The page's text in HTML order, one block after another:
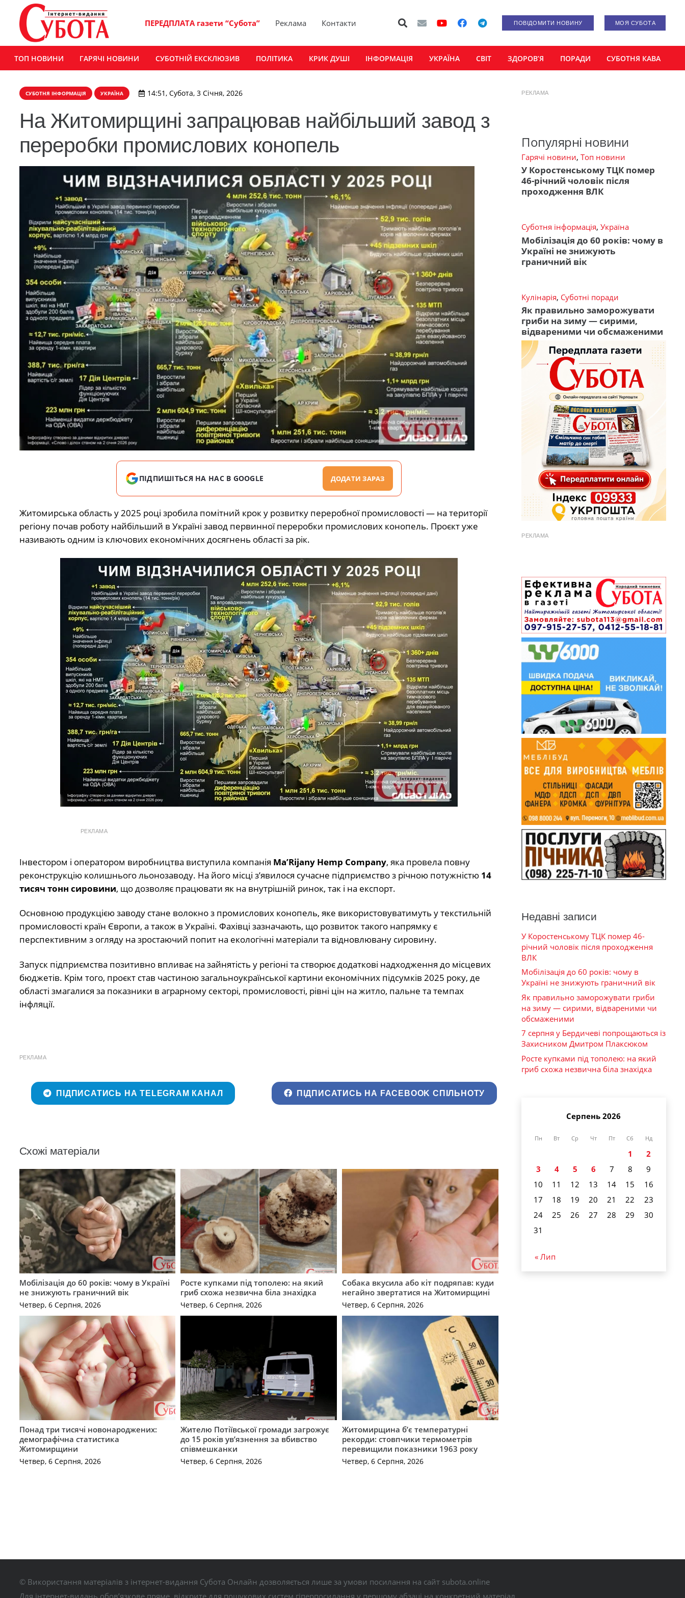
ПЕРЕДПЛАТА газети “Субота” Реклама Контакти ПОВІДОМИТИ НОВИНУ МОЯ СУБОТА
ТОП НОВИНИ ГАРЯЧІ НОВИНИ СУБОТНІЙ ЕКСКЛЮЗИВ ПОЛІТИКА КРИК ДУШІ ІНФОРМАЦІЯ УКРАЇНА СВІТ ЗДОРОВ’Я ПОРАДИ СУБОТНЯ КАВА
СУБОТНЯ ІНФОРМАЦІЯ УКРАЇНА 14:51, Субота, 3 Січня, 2026
На Житомирщині запрацював найбільший завод з
переробки промислових конопель
ПІДПИШІТЬСЯ НА НАС В GOOGLE ДОДАТИ ЗАРАЗ
Житомирська область у 2025 році зробила помітний крок у розвитку переробної промисловості — на території
регіону почав роботу найбільший в Україні завод первинної переробки промислових конопель. Проєкт уже
називають одним із ключових економічних досягнень області за рік.
РЕКЛАМА
Інвестором і оператором виробництва виступила компанія Ma’Rijany Hemp Company, яка провела повну
реконструкцію колишнього льонозаводу. На його місці з’явилося сучасне підприємство з річною потужністю 14
тисяч тонн сировини, що дозволяє працювати як на внутрішній ринок, так і на експорт.
Основною продукцією заводу стане волокно з промислових конопель, яке використовуватимуть у текстильній
промисловості країн Європи, а також в Україні. Фахівці зазначають, що розвиток такого напрямку є
перспективним з огляду на зростаючий попит на екологічні матеріали та відновлювану сировину.
Запуск підприємства позитивно впливає на зайнятість у регіоні та створює додаткові надходження до місцевих
бюджетів. Крім того, проєкт став частиною загальноукраїнської картини економічних підсумків 2025 року, де
області змагалися за показники в аграрному секторі, промисловості, рівні цін на житло, пальне та темпах
інфляції.
РЕКЛАМА
ПІДПИСАТИСЬ НА TELEGRAM КАНАЛ ПІДПИСАТИСЬ НА FACEBOOK СПІЛЬНОТУ
Схожі матеріали
Мобілізація до 60 років: чому в Україні
не знижують граничний вік
Четвер, 6 Серпня, 2026
Росте купками під тополею: на який
гриб схожа незвична біла знахідка
Четвер, 6 Серпня, 2026
Собака вкусила або кіт подряпав: куди
негайно звертатися на Житомирщині
Четвер, 6 Серпня, 2026
Понад три тисячі новонароджених:
демографічна статистика
Житомирщини
Четвер, 6 Серпня, 2026
Жителю Потіївської громади загрожує
до 15 років ув’язнення за вбивство
співмешканки
Четвер, 6 Серпня, 2026
Житомирщина б’є температурні
рекорди: стовпчики термометрів
перевищили показники 1963 року
Четвер, 6 Серпня, 2026
РЕКЛАМА
Популярні новини
Гарячі новини, Топ новини
У Коростенському ТЦК помер
46-річний чоловік після
проходження ВЛК
Суботня інформація, Україна
Мобілізація до 60 років: чому в
Україні не знижують
граничний вік
Кулінарія, Суботні поради
Як правильно заморожувати
гриби на зиму — сирими,
відвареними чи обсмаженими
РЕКЛАМА
Недавні записи
У Коростенському ТЦК помер 46-
річний чоловік після проходження
ВЛК
Мобілізація до 60 років: чому в
Україні не знижують граничний вік
Як правильно заморожувати гриби
на зиму — сирими, відвареними чи
обсмаженими
7 серпня у Бердичеві попрощаються із
Захисником Дмитром Плаксюком
Росте купками під тополею: на який
гриб схожа незвична біла знахідка
Серпень 2026
Пн Вт Ср Чт Пт Сб Нд
1
2
3
4 5 6 7 8
9
10
11 12 13 14 15
16
17
18 19 20 21 22
23
24
25 26 27 28 29
30
31
« Лип
© Використання матеріалів з інтернет-видання Субота Онлайн дозволяється лише за умови посилання на сайт subota.online
Для інтернет-видань обов’язкове пряме, відкрите для пошукових систем гіперпосилання у першому абзаці на конкретний матеріал.